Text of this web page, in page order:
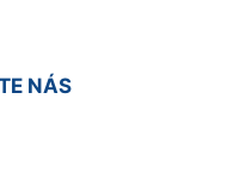
NÁS